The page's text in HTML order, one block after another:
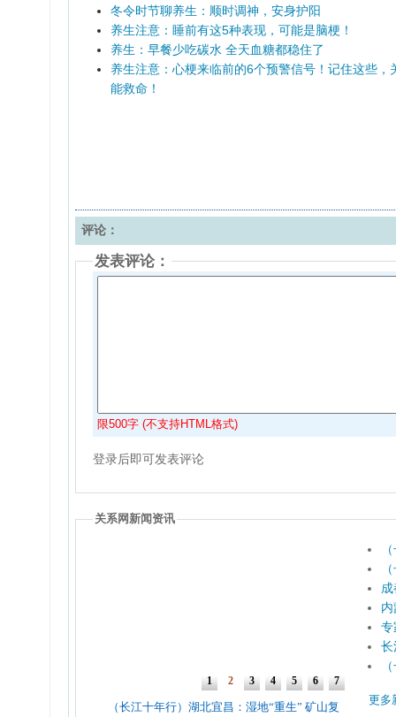
冬令时节聊养生：顺时调神，安身护阳
养生注意：睡前有这5种表现，可能是脑梗！
养生：早餐少吃碳水 全天血糖都稳住了
养生注意：心梗来临前的6个预警信号！记住这些，
能救命！
评论：
发表评论：
限500字 (不支持HTML格式)
登录后即可发表评论
关系网新闻资讯
专
长
更多